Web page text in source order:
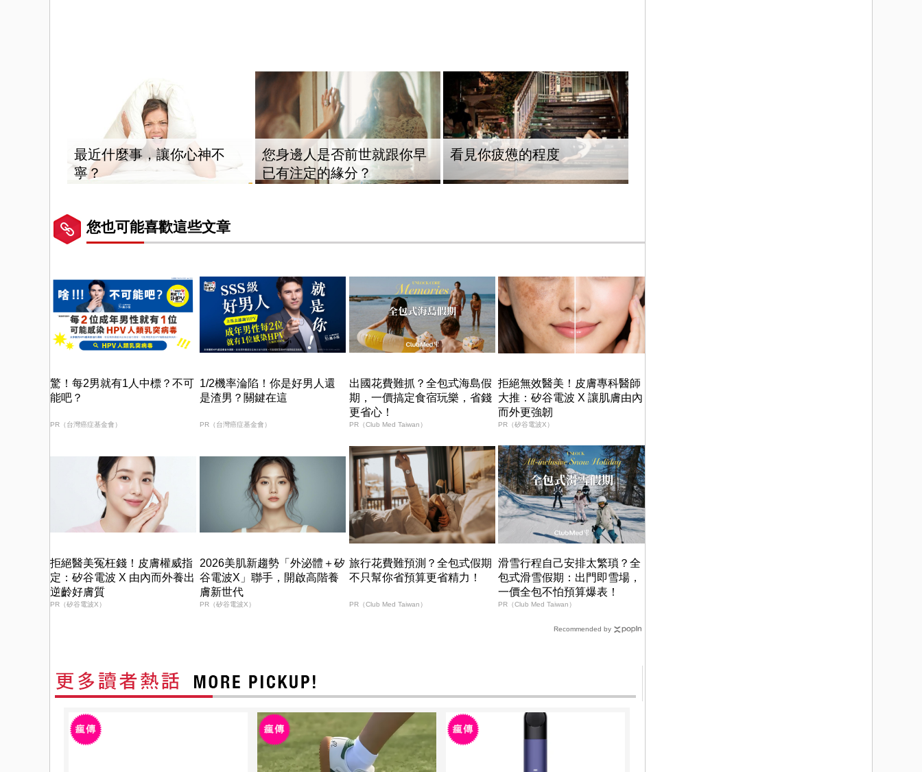
最近什麼事，讓你心神不
寧？
您身邊人是否前世就跟你早
已有注定的緣分？
看見你疲憊的程度
您也可能喜歡這些文章
驚！每2男就有1人中標？不可
能吧？
PR（台灣癌症基金會）
1/2機率淪陷！你是好男人還
是渣男？關鍵在這
PR（台灣癌症基金會）
出國花費難抓？全包式海島假
期，一價搞定食宿玩樂，省錢
更省心！
PR（Club Med Taiwan）
拒絕無效醫美！皮膚專科醫師
大推：矽谷電波 X 讓肌膚由內
而外更強韌
PR（矽谷電波X）
拒絕醫美冤枉錢！皮膚權威指
定：矽谷電波 X 由內而外養出
逆齡好膚質
PR（矽谷電波X）
2026美肌新趨勢「外泌體＋矽
谷電波X」聯手，開啟高階養
膚新世代
PR（矽谷電波X）
旅行花費難預測？全包式假期
不只幫你省預算更省精力！
PR（Club Med Taiwan）
滑雪行程自己安排太繁瑣？全
包式滑雪假期：出門即雪場，
一價全包不怕預算爆表！
PR（Club Med Taiwan）
Recommended by